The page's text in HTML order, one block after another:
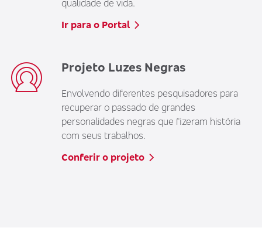
qualidade de vida.
Ir para o Portal
Projeto Luzes Negras
Envolvendo diferentes pesquisadores para
recuperar o passado de grandes
personalidades negras que fizeram história
com seus trabalhos.
Conferir o projeto